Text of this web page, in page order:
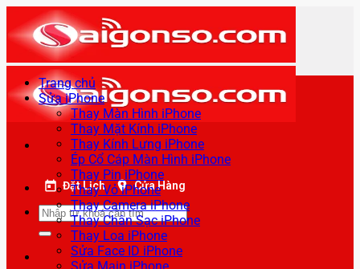
qua
nội
dung
Đặt Lịch Cửa Hàng
Tìm
kiếm:
Trang chủ
Sửa iPhone
Thay Màn Hình iPhone
Thay Mặt Kính iPhone
Thay Kính Lưng iPhone
Ép Cổ Cáp Màn Hình iPhone
Thay Pin iPhone
Thay Vỏ iPhone
Thay Camera iPhone
Thay Chân Sạc iPhone
Thay Loa iPhone
Sửa Face ID iPhone